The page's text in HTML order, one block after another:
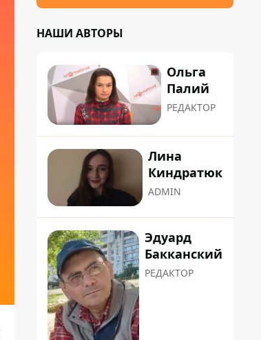
НАШИ АВТОРЫ
Ольга
Палий
РЕДАКТОР
Лина
Киндратюк
ADMIN
Эдуард
Бакканский
РЕДАКТОР